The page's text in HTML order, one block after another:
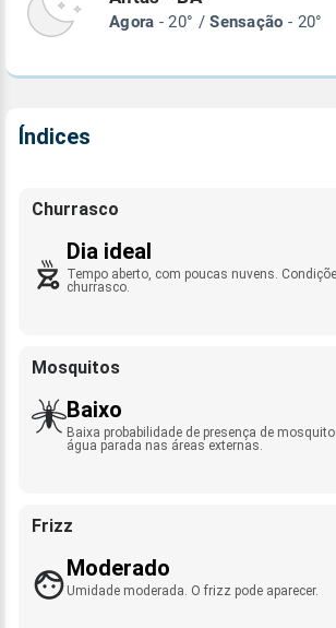
Agora - 20° /Sensação - 20°
Índices
Churrasco
Dia ideal
Tempo aberto, com poucas nuvens.
churrasco.
Mosquitos
Baixo
Baixa probabilidade de presença de
água parada nas áreas externas.
Frizz
Moderado
Umidade moderada. O frizz pode aparecer.